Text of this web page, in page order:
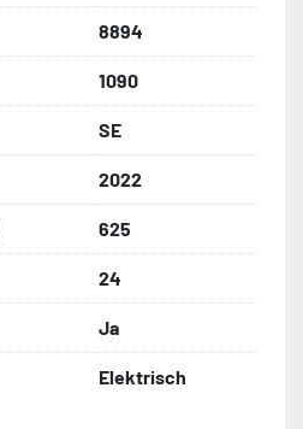
8894
1090
SE
2022
625
24
Ja
Elektrisch